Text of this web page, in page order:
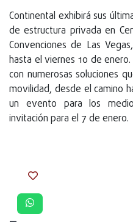
Continental exhibirá sus
de estructura privada en
Convenciones de Las
hasta el viernes 10 de
con numerosas soluciones
movilidad, desde el camino
un evento para los
invitación para el 7 de enero.